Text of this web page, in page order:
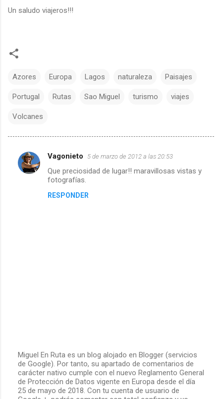
Un saludo viajeros!!!
Azores Europa Lagos naturaleza Paisajes
Portugal Rutas Sao Miguel turismo viajes
Volcanes
C
s
Vagonieto 5 de marzo de 2012 a las 20:53
Que preciosidad de lugar!! maravillosas vistas y
fotografías.
RESPONDER
P
u
b
l
Miguel En Ruta es un blog alojado en Blogger (servicios
de Google). Por tanto, su apartado de comentarios de
carácter nativo cumple con el nuevo Reglamento General
de Protección de Datos vigente en Europa desde el día
25 de mayo de 2018. Con tu cuenta de usuario de